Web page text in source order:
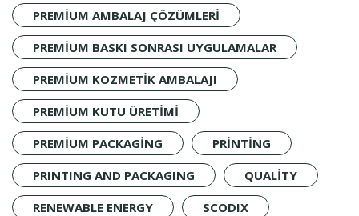
PREMIUM AMBALAJ ÇÖZÜMLERI
PREMIUM BASKI SONRASI UYGULAMALAR
PREMIUM KOZMETIK AMBALAJI
PREMIUM KUTU ÜRETIMI
PREMIUM PACKAGING
PRINTING
PRINTING AND PACKAGING
QUALITY
RENEWABLE ENERGY
SCODIX